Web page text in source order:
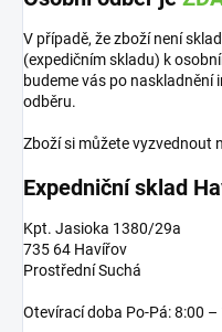
V případě, že zboží není
(expedičním skladu) k
budeme vás po
odběru.
Zboží si můžete vyzvednout
Expedniční sklad
Kpt. Jasioka 1380/29a
735 64 Havířov
Prostřední Suchá
Otevírací doba Po-Pá: 8:00 –